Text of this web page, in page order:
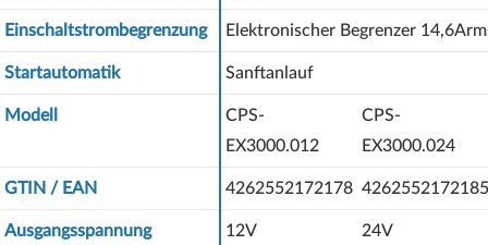
Einschaltstrombegrenzung Elektronischer Begrenzer
Startautomatik Sanftanlauf
Modell
CPS-
EX3000.012
CPS-
EX3000.024
GTIN / EAN 4262552172178 4262552172185
Ausgangsspannung 12V 24V